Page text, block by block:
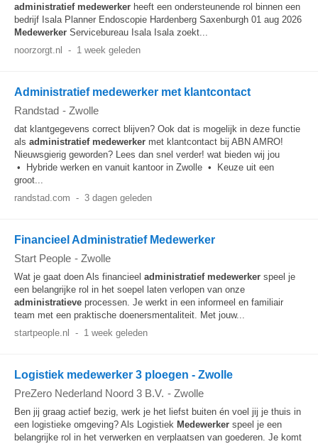
administratief medewerker heeft een ondersteunende rol binnen een
bedrijf Isala Planner Endoscopie Hardenberg Saxenburgh 01 aug 2026
Medewerker Servicebureau Isala Isala zoekt...
noorzorgt.nl
- 1 week geleden
Administratief medewerker met klantcontact
Randstad - Zwolle
dat klantgegevens correct blijven? Ook dat is mogelijk in deze functie
als administratief medewerker met klantcontact bij ABN AMRO!
Nieuwsgierig geworden? Lees dan snel verder! wat bieden wij jou
• Hybride werken en vanuit kantoor in Zwolle • Keuze uit een
groot...
randstad.com - 3 dagen geleden
Financieel Administratief Medewerker
Start People - Zwolle
Wat je gaat doen Als financieel administratief medewerker speel je
een belangrijke rol in het soepel laten verlopen van onze
administratieve processen. Je werkt in een informeel en familiair
team met een praktische doenersmentaliteit. Met jouw...
startpeople.nl
- 1 week geleden
Logistiek medewerker 3 ploegen - Zwolle
PreZero Nederland Noord 3 B.V. - Zwolle
Ben jij graag actief bezig, werk je het liefst buiten én voel jij je thuis in
een logistieke omgeving? Als Logistiek Medewerker speel je een
belangrijke rol in het verwerken en verplaatsen van goederen. Je komt